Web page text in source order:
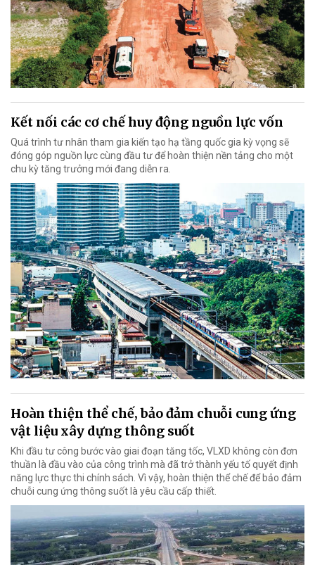
Kết nối các cơ chế huy động nguồn lực vốn
Quá trình tư nhân tham gia kiến tạo hạ tầng quốc gia kỳ vọng sẽ
đóng góp nguồn lực cùng đầu tư để hoàn thiện nền tảng cho một
chu kỳ tăng trưởng mới đang diễn ra.
Hoàn thiện thể chế, bảo đảm chuỗi cung ứng
vật liệu xây dựng thông suốt
Khi đầu tư công bước vào giai đoạn tăng tốc, VLXD không còn đơn
thuần là đầu vào của công trình mà đã trở thành yếu tố quyết định
năng lực thực thi chính sách. Vì vậy, hoàn thiện thể chế để bảo đảm
chuỗi cung ứng thông suốt là yêu cầu cấp thiết.